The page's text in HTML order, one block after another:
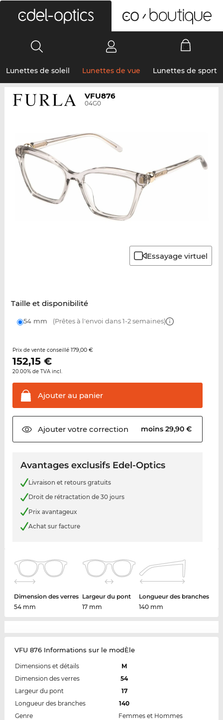
Lunettes de soleil Lunettes de vue Lunettes de sport
VFU876
04G0
Essayage virtuel
Taille et disponibilité
54 mm (Prêtes à l'envoi dans 1-2 semaines)
Prix de vente conseillé 179,00 €
152,15€
20.00% de TVA incl.
Ajouter au panier
Ajouter votrecorrection moins 29,90 €
Avantages exclusifs Edel-Optics
Livraison et retours gratuits
Droit de rétractation de 30 jours
Prix avantageux
Achat sur facture
Dimension des verres
54 mm
Largeur du pont
17 mm
Longueur des branches
140 mm
VFU 876 Informations sur le modÈle
Dimensions et détails
M
Dimension des verres
54
Largeur du pont
17
Longueur des branches
140
Genre
Femmes et Hommes